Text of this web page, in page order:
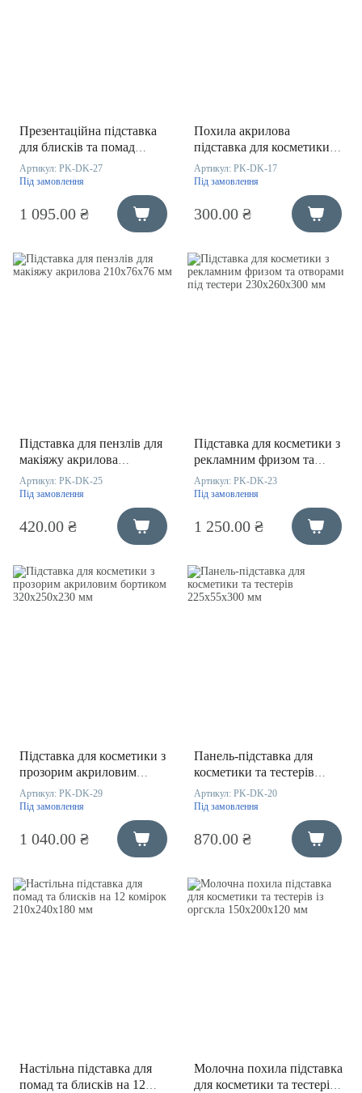
Презентаційна підставка
для блисків та помад
комбінована з логотипом
320х250х170 мм
Артикул: PK-DK-27
Під замовлення
1 095.00 ₴
Похила акрилова
підставка для косметики
та тестерів 200х75х100 мм
Артикул: PK-DK-17
Під замовлення
300.00 ₴
Підставка для пензлів для
макіяжу акрилова
210х76х76 мм
Артикул: PK-DK-25
Під замовлення
420.00 ₴
Підставка для косметики з
рекламним фризом та
отворами під тестери
230х260х300 мм
Артикул: PK-DK-23
Під замовлення
1 250.00 ₴
Підставка для косметики з
прозорим акриловим
бортиком 320х250х230 мм
Артикул: PK-DK-29
Під замовлення
1 040.00 ₴
Панель-підставка для
косметики та тестерів
225х55х300 мм
Артикул: PK-DK-20
Під замовлення
870.00 ₴
Настільна підставка для
помад та блисків на 12
Молочна похила підставка
для косметики та тестерів